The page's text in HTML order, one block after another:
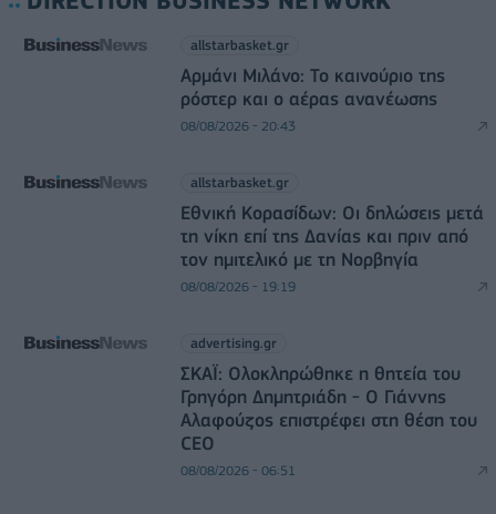
allstarbasket.gr
Αρμάνι Μιλάνο: Το καινούριο της
ρόστερ και ο αέρας ανανέωσης
08/08/2026 - 20:43
allstarbasket.gr
Εθνική Κορασίδων: Οι δηλώσεις μετά
τη νίκη επί της Δανίας και πριν από
τον ημιτελικό με τη Νορβηγία
08/08/2026 - 19:19
advertising.gr
ΣΚΑΪ: Ολοκληρώθηκε η θητεία του
Γρηγόρη Δημητριάδη - Ο Γιάννης
Αλαφούζος επιστρέφει στη θέση του
CEO
08/08/2026 - 06:51